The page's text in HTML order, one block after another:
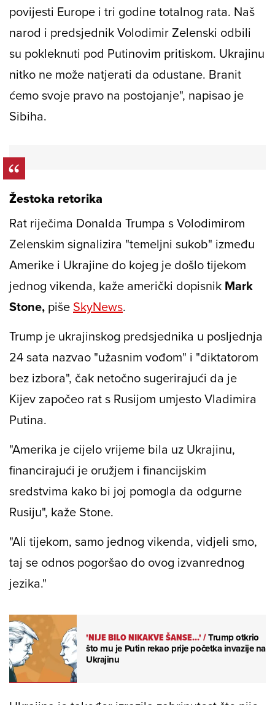
povijesti Europe i tri godine totalnog rata. Naš
narod i predsjednik Volodimir Zelenski odbili
su pokleknuti pod Putinovim pritiskom. Ukrajinu
nitko ne može natjerati da odustane. Branit
ćemo svoje pravo na postojanje", napisao je
Sibiha.
Žestoka retorika
Rat riječima Donalda Trumpa s Volodimirom
Zelenskim signalizira "temeljni sukob" između
Amerike i Ukrajine do kojeg je došlo tijekom
jednog vikenda, kaže američki dopisnik Mark
Stone, piše SkyNews.
Trump je ukrajinskog predsjednika u posljednja
24 sata nazvao "užasnim vođom" i "diktatorom
bez izbora", čak netočno sugerirajući da je
Kijev započeo rat s Rusijom umjesto Vladimira
Putina.
"Amerika je cijelo vrijeme bila uz Ukrajinu,
financirajući je oružjem i financijskim
sredstvima kako bi joj pomogla da odgurne
Rusiju", kaže Stone.
"Ali tijekom, samo jednog vikenda, vidjeli smo,
taj se odnos pogoršao do ovog izvanrednog
jezika."
'NIJE BILO NIKAKVE ŠANSE...'/Trump otkrio
što mu je Putin rekao prije početka invazije na
Ukrajinu